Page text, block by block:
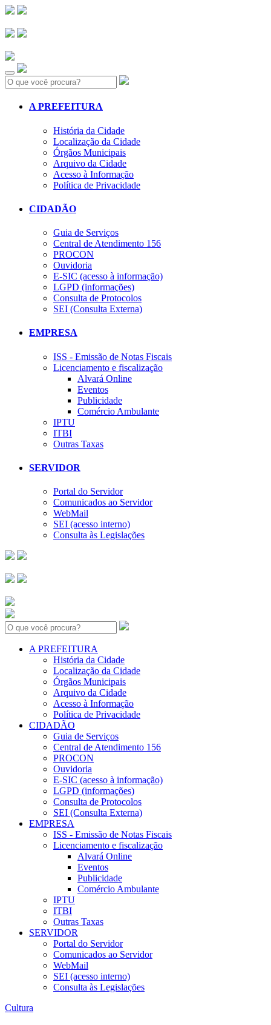
Search:
A PREFEITURA
História da Cidade
Localização da Cidade
Órgãos Municipais
Arquivo da Cidade
Acesso à Informação
Política de Privacidade
CIDADÃO
Guia de Serviços
Central de Atendimento 156
PROCON
Ouvidoria
E-SIC (acesso à informação)
LGPD (informações)
Consulta de Protocolos
SEI (Consulta Externa)
EMPRESA
ISS - Emissão de Notas Fiscais
Licenciamento e fiscalização
Alvará Online
Eventos
Publicidade
Comércio Ambulante
IPTU
ITBI
Outras Taxas
SERVIDOR
Portal do Servidor
Comunicados ao Servidor
WebMail
SEI (acesso interno)
Consulta às Legislações
Search:
A PREFEITURA
História da Cidade
Localização da Cidade
Órgãos Municipais
Arquivo da Cidade
Acesso à Informação
Política de Privacidade
CIDADÃO
Guia de Serviços
Central de Atendimento 156
PROCON
Ouvidoria
E-SIC (acesso à informação)
LGPD (informações)
Consulta de Protocolos
SEI (Consulta Externa)
EMPRESA
ISS - Emissão de Notas Fiscais
Licenciamento e fiscalização
Alvará Online
Eventos
Publicidade
Comércio Ambulante
IPTU
ITBI
Outras Taxas
SERVIDOR
Portal do Servidor
Comunicados ao Servidor
WebMail
SEI (acesso interno)
Consulta às Legislações
Cultura